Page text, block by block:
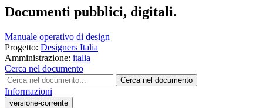
Documenti pubblici, digitali.
Manuale operativo di design
Progetto: Designers Italia
Amministrazione: italia
Cerca nel documento
Cerca nel documento
Informazioni
versione-corrente